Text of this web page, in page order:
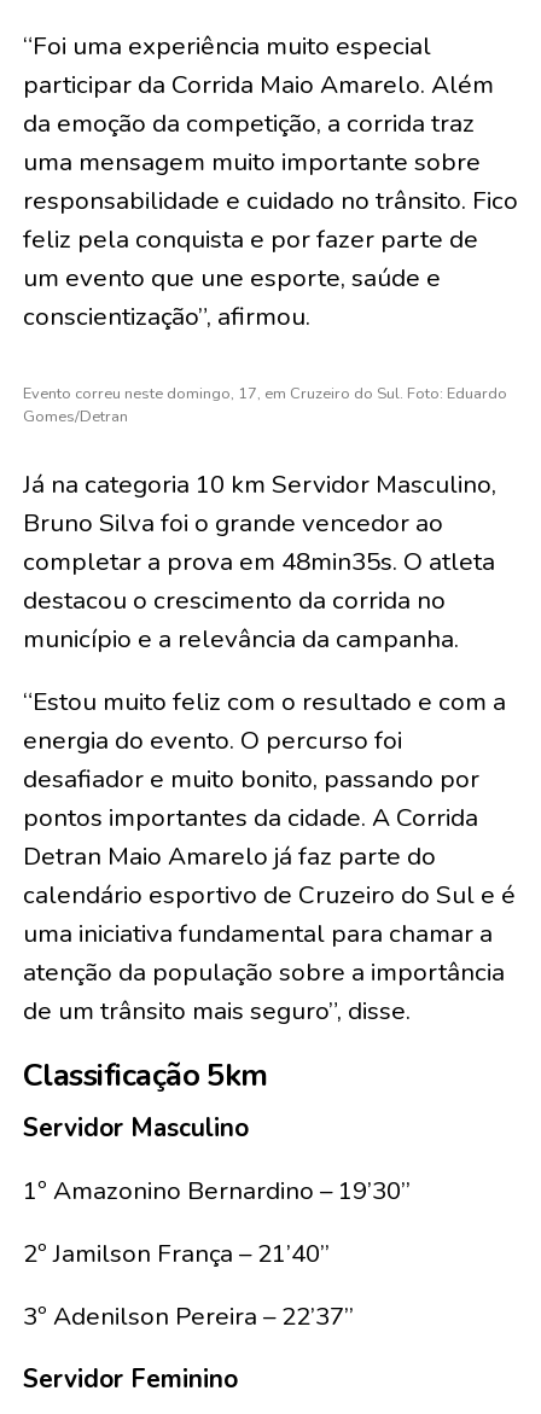
“Foi uma experiência muito especial
participar da Corrida Maio Amarelo. Além
da emoção da competição, a corrida traz
uma mensagem muito importante sobre
responsabilidade e cuidado no trânsito. Fico
feliz pela conquista e por fazer parte de
um evento que une esporte, saúde e
conscientização”, afirmou.
Evento correu neste domingo, 17, em Cruzeiro do Sul. Foto: Eduardo
Gomes/Detran
Já na categoria 10 km Servidor Masculino,
Bruno Silva foi o grande vencedor ao
completar a prova em 48min35s. O atleta
destacou o crescimento da corrida no
município e a relevância da campanha.
“Estou muito feliz com o resultado e com a
energia do evento. O percurso foi
desafiador e muito bonito, passando por
pontos importantes da cidade. A Corrida
Detran Maio Amarelo já faz parte do
calendário esportivo de Cruzeiro do Sul e é
uma iniciativa fundamental para chamar a
atenção da população sobre a importância
de um trânsito mais seguro”, disse.
Classificação 5km
Servidor Masculino
1º Amazonino Bernardino – 19’30’’
2º Jamilson França – 21’40’’
3º Adenilson Pereira – 22’37’’
Servidor Feminino